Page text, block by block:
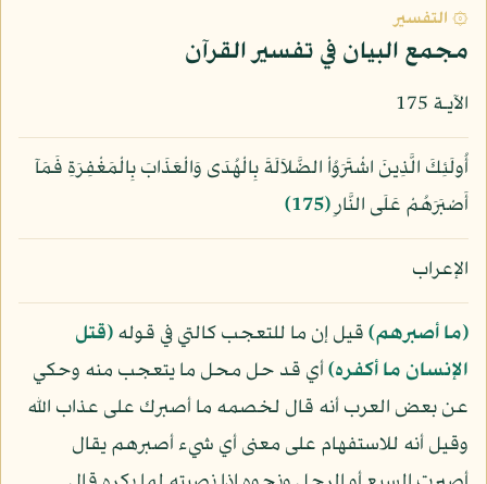
۞ التفسير
مجمع البيان في تفسير القرآن
الآيـة 175
أُولَئِكَ الَّذِينَ اشْتَرَوُاْ الضَّلاَلَةَ بِالْهُدَى وَالْعَذَابَ بِالْمَغْفِرَةِ فَمَآ
أَصْبَرَهُمْ عَلَى النَّارِ﴿175﴾
الإعراب
﴿ما أصبرهم﴾قيل إن ما للتعجب كالتي في قوله﴿قتل
الإنسان ما أكفره﴾أي قد حل محل ما يتعجب منه وحكي
عن بعض العرب أنه قال لخصمه ما أصبرك على عذاب الله
وقيل أنه للاستفهام على معنى أي شيء أصبرهم يقال